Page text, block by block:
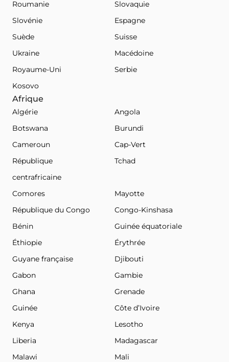
Roumanie
Slovaquie
Slovénie
Espagne
Suède
Suisse
Ukraine
Macédoine
Royaume-Uni
Serbie
Kosovo
Afrique
Algérie
Angola
Botswana
Burundi
Cameroun
Cap-Vert
République
centrafricaine
Tchad
Comores
Mayotte
République du Congo
Congo-Kinshasa
Bénin
Guinée équatoriale
Éthiopie
Érythrée
Guyane française
Djibouti
Gabon
Gambie
Ghana
Grenade
Guinée
Côte d’Ivoire
Kenya
Lesotho
Liberia
Madagascar
Malawi
Mali